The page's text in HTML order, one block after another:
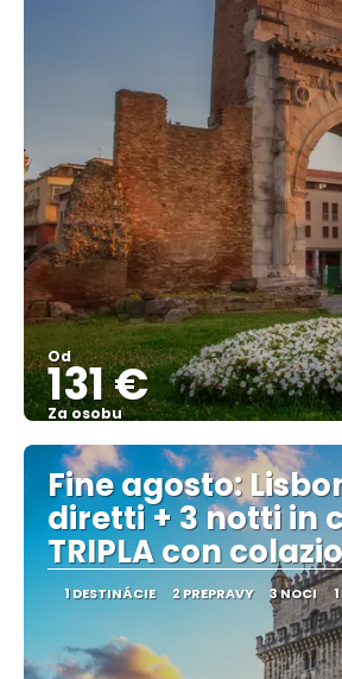
Od
131 €
Za osobu
Pozrieť sa
Fine agosto:
diretti + 3 notti in
TRIPLA con
1 DESTINÁCIE 2 PREPRAVY 3 NOCI